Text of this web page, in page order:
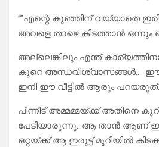
“”എന്റെ കുഞ്ഞിന് വയ്യാതെ
അവളെ താഴെ കിടത്താൻ ഒന്നും
അല്ലെങ്കിലും എന്ത്
കുറെ അന്ധവിശ്വാസങ്ങൾ….
ഇനി ഈ വീട്ടിൽ ആരും
പിന്നീട് അമ്മമ്മയ്ക്ക് അതിനെ
പേടിയാരുന്നു…ആ താൻ ആണ്
ഒറ്റയ്ക്ക് ആ ഇരുട്ട് മുറിയിൽ